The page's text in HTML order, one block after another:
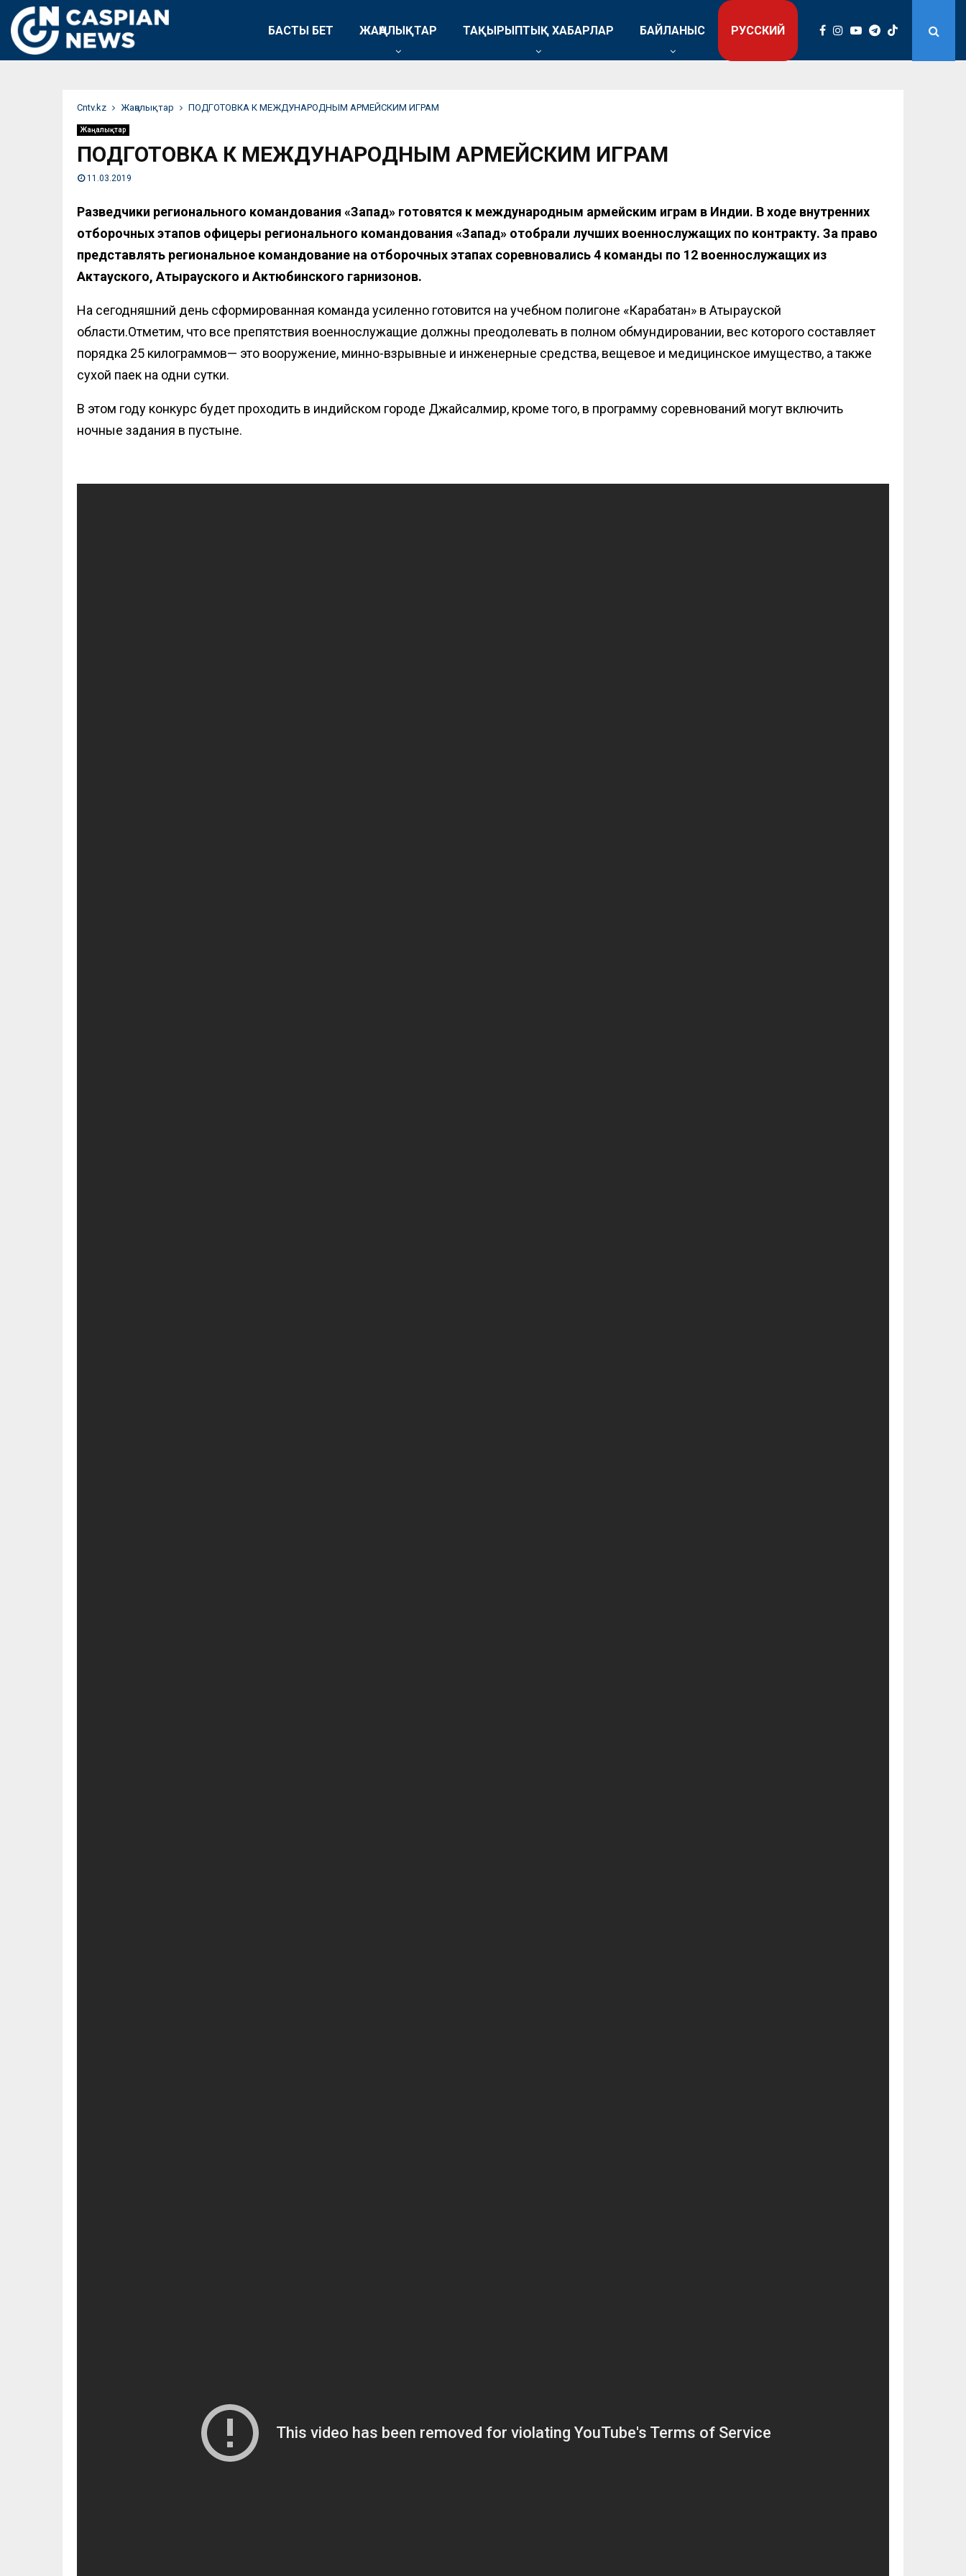
БАСТЫ БЕТ ЖАҢАЛЫҚТАР ТАҚЫРЫПТЫҚ ХАБАРЛАР БАЙЛАНЫС РУССКИЙ
Сntv.kz Жаңалықтар ПОДГОТОВКА К МЕЖДУНАРОДНЫМ АРМЕЙСКИМ ИГРАМ
Жаңалықтар
ПОДГОТОВКА К МЕЖДУНАРОДНЫМ АРМЕЙСКИМ ИГРАМ
11.03.2019
Разведчики регионального командования «Запад» готовятся к международным армейским играм в Индии. В ходе внутренних
отборочных этапов офицеры регионального командования «Запад» отобрали лучших военнослужащих по контракту. За право
представлять региональное командование на отборочных этапах соревновались 4 команды по 12 военнослужащих из
Актауского, Атырауского и Актюбинского гарнизонов.
На сегодняшний день сформированная команда усиленно готовится на учебном полигоне «Карабатан» в Атырауской
области.Отметим, что все препятствия военнослужащие должны преодолевать в полном обмундировании, вес которого составляет
порядка 25 килограммов— это вооружение, минно-взрывные и инженерные средства, вещевое и медицинское имущество, а также
сухой паек на одни сутки.
В этом году конкурс будет проходить в индийском городе Джайсалмир, кроме того, в программу соревнований могут включить
ночные задания в пустыне.